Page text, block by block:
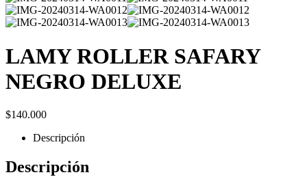
LAMY ROLLER SAFARY
NEGRO DELUXE
$140.000
Descripción
Descripción